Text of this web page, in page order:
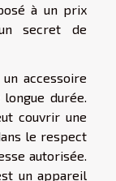
à un prix
secret de
accessoire
durée.
couvrir une
le respect
autorisée.
un appareil